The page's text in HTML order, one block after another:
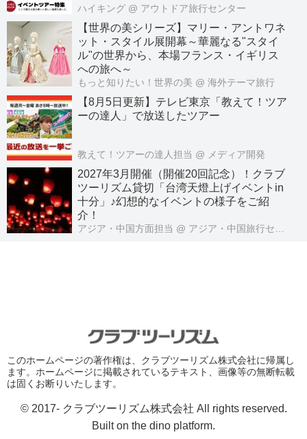
ハイキング @ アウトドア旅行センター
【世界の美シリーズ】マリー・アントワネ
ット・スタイル展開幕～華麗なる"スタイ
ル"の世界から、本場フランス・イギリス
への旅へ～
もっと知りたい！世界の美 @ 海外テーマ旅行
【8月5日更新】テレビ東京「教えて！ツア
ーの達人」で放送したツアー
教えて！ツアーの達人担当 @ メディア開発
2027年3月開催（開催20回記念）！クラブ
ツーリズム貸切「台湾天燈上げイベントin
十分」♪幻想的なイベントの様子をご紹
介！
アジア・中国方面担当 @ アジア・中国旅行センター
このホームページの著作権は、クラブツーリズム株式会社に帰属し
ます。ホームページに掲載されているテキスト、画像等の無断転載
は固くお断りいたします。
© 2017- クラブツーリズム株式会社 All rights reserved.
Built on the dino platform.